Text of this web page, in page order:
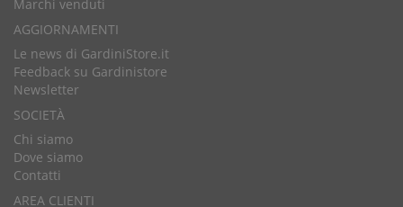
Marchi venduti
AGGIORNAMENTI
Le news di GardiniStore.it
Feedback su Gardinistore
Newsletter
SOCIETÀ
Chi siamo
Dove siamo
Contatti
AREA CLIENTI